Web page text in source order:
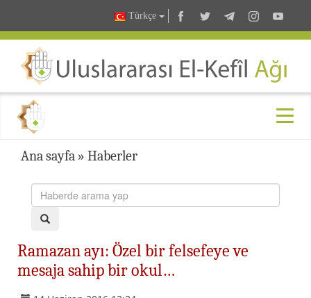
Türkçe
Ana sayfa » Haberler
Ramazan ayı: Özel bir felsefeye ve
mesaja sahip bir okul…